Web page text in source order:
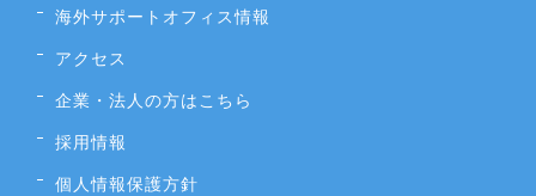
海外サポートオフィス情報
アクセス
企業・法人の方はこちら
採用情報
個人情報保護方針